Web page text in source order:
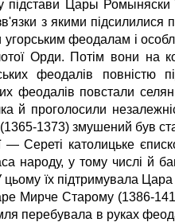
підстави Цары Ромыняски
з якими
феодалам і
Орди. Потім вони на
феодалів повністю
феодалів повстали
й проголосили
1373) змушений був
Сереті католицьке
народу, у тому числі й
їх підтримувала
Мирче Старому (1386-
перебувала в руках